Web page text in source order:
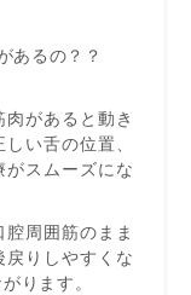
あるの？？
があると動き
い舌の位置、
スムーズにな
周囲筋のまま
りしやすくな
ります。